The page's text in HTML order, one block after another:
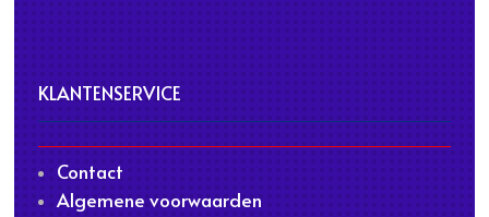
KLANTENSERVICE
Contact
Algemene voorwaarden